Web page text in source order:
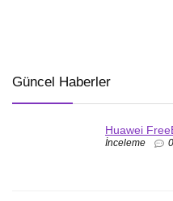
Güncel Haberler
Huawei
İnceleme 0